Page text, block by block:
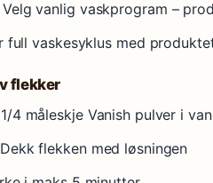
Velg vanlig vaskprogram –
full vaskesyklus med
flekker
1/4 måleskje Vanish pulver i
Dekk flekken med løsningen